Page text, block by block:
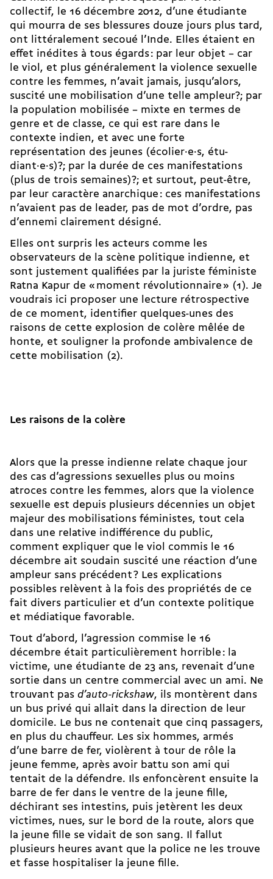
collectif, le 16 décem­bre 2012, d’une étudiante
qui mourra de ses blessures douze jours plus tard,
ont littéralement secoué l’Inde. Elles étaient en
effet inédites à tous égards : par leur objet – car
le viol, et plus généralement la violence sexuelle
contre les femmes, n’avait jamais, jusqu’alors,
suscité une mobilisation d’une telle ampleur?; par
la population mobilisée – mixte en termes de
genre et de classe, ce qui est rare dans le
contexte indien, et avec une forte
représentation des jeunes (éco­lier·e·s, étu­
diant·e·s)?; par la durée de ces manifestations
(plus de trois semaines)?; et surtout, peut-être,
par leur caractère anarchique : ces manifestations
n’avaient pas de leader, pas de mot d’ordre, pas
d’ennemi clairement désigné.
Elles ont surpris les acteurs comme les
observateurs de la scène politique indienne, et
sont justement qualifiées par la juriste féministe
Ratna Kapur de « moment révolutionnaire » (1). Je
voudrais ici proposer une lecture rétrospective
de ce moment, identifier quelques-unes des
raisons de cette explosion de colère mêlée de
honte, et souligner la profonde ambivalence de
cette mobilisation (2).
Les raisons de la colère
Alors que la presse indienne relate chaque jour
des cas d’agressions sexuelles plus ou moins
atroces contre les femmes, alors que la violence
sexuelle est depuis plusieurs décennies un objet
majeur des mobilisations féministes, tout cela
dans une relative indifférence du public,
comment expliquer que le viol commis le 16
décembre ait soudain suscité une réaction d’une
ampleur sans précédent ? Les explications
possibles relèvent à la fois des propriétés de ce
fait divers particulier et d’un contexte politique
et médiatique favorable.
Tout d’abord, l’agression com­mise le 16
décembre était particulièrement horrible : la
victime, une étudiante de 23 ans, revenait d’une
sortie dans un centre commercial avec un ami. Ne
trouvant pas d’auto-rickshaw, ils montèrent dans
un bus privé qui allait dans la direction de leur
domicile. Le bus ne contenait que cinq passagers,
en plus du chauffeur. Les six hommes, armés
d’une barre de fer, violèrent à tour de rôle la
jeune femme, après avoir battu son ami qui
tentait de la défendre. Ils enfoncèrent ensuite la
barre de fer dans le ventre de la jeune fille,
déchirant ses intestins, puis jetèrent les deux
victimes, nues, sur le bord de la route, alors que
la jeune fille se vidait de son sang. Il fallut
plusieurs heures avant que la police ne les trouve
et fasse hospitaliser la jeune fille.